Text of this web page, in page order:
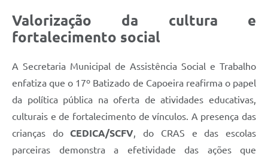
Valorização da cultura e
fortalecimento social
A Secretaria Municipal de Assistência Social e Trabalho
enfatiza que o 17º Batizado de Capoeira reafirma o papel
da política pública na oferta de atividades educativas,
culturais e de fortalecimento de vínculos. A presença das
crianças doCEDICA/SCFV, do CRAS e das escolas
parceiras demonstra a efetividade das ações que